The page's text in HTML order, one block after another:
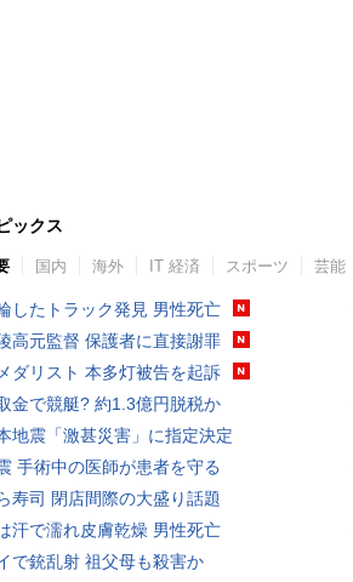
ックス
国内 海外 IT 経済 スポーツ 芸能
したトラック発見 男性死亡
高元監督 保護者に直接謝罪
ダリスト 本多灯被告を起訴
金で競艇? 約1.3億円脱税か
地震「激甚災害」に指定決定
手術中の医師が患者を守る
寿司 閉店間際の大盛り話題
汗で濡れ皮膚乾燥 男性死亡
で銃乱射 祖父母も殺害か